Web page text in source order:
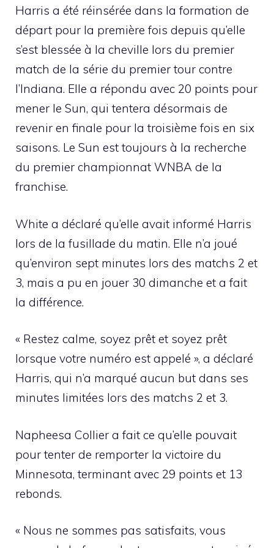
Harris a été réinsérée dans la formation de
départ pour la première fois depuis qu’elle
s’est blessée à la cheville lors du premier
match de la série du premier tour contre
l’Indiana. Elle a répondu avec 20 points pour
mener le Sun, qui tentera désormais de
revenir en finale pour la troisième fois en six
saisons. Le Sun est toujours à la recherche
du premier championnat WNBA de la
franchise.
White a déclaré qu’elle avait informé Harris
lors de la fusillade du matin. Elle n’a joué
qu’environ sept minutes lors des matchs 2 et
3, mais a pu en jouer 30 dimanche et a fait
la différence.
« Restez calme, soyez prêt et soyez prêt
lorsque votre numéro est appelé », a déclaré
Harris, qui n’a marqué aucun but dans ses
minutes limitées lors des matchs 2 et 3.
Napheesa Collier a fait ce qu’elle pouvait
pour tenter de remporter la victoire du
Minnesota, terminant avec 29 points et 13
rebonds.
« Nous ne sommes pas satisfaits, vous